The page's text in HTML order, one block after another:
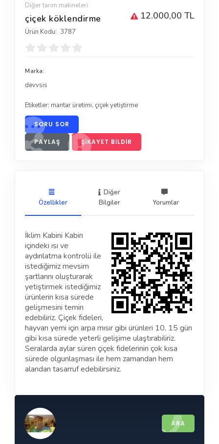
Diğer tarım makineleri
12.000,00 TL
çiçek köklendirme
Ürün Kodu: 3787
Marka:
devvsis
Etiketler: mantar üretimi, çiçek yetiştirme
SORU SOR
PAYLAŞ ŞIKAYET BILDIR
Özellikler
Diğer
Bilgiler
Yorumlar
İklim Kabini Kabin
içindeki ısı ve
aydınlatma kontrolü ile
istediğimiz mevsim
şartlarını oluşturarak
yetiştirmek istediğimiz
ürünlerin kısa sürede
gelişmesini temin
edebiliriz. Çiçek fideleri,
hayvan yemi için arpa mısır gibi ürünleri 10, 15 gün
gibi kısa sürede yeterli gelişime ulaştırabiliriz.
Seralarda aylar süren çiçek fidelerinin çok kısa
sürede olgunlaşması ile hem zamandan hem
alandan tasarruf edebilirsiniz.
ARA